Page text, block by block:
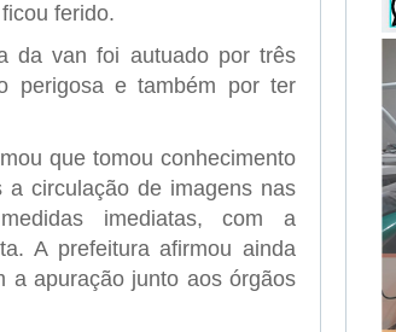
ferido.
da van foi autuado por três
perigosa e também por ter
que tomou conhecimento
circulação de imagens nas
imediatas, com a
A prefeitura afirmou ainda
a apuração junto aos órgãos